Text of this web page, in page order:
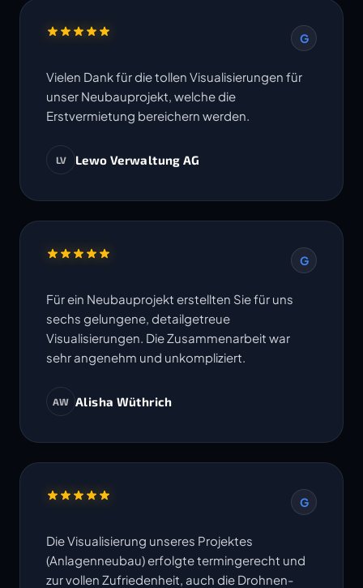
G
Vielen Dank für die tollen Visualisierungen für
unser Neubauprojekt, welche die
Erstvermietung bereichern werden.
LV Lewo Verwaltung AG
G
Für ein Neubauprojekt erstellten Sie für uns
sechs gelungene, detailgetreue
Visualisierungen. Die Zusammenarbeit war
sehr angenehm und unkompliziert.
AW Alisha Wüthrich
G
Die Visualisierung unseres Projektes
(Anlagenneubau) erfolgte termingerecht und
zur vollen Zufriedenheit, auch die Drohnen-